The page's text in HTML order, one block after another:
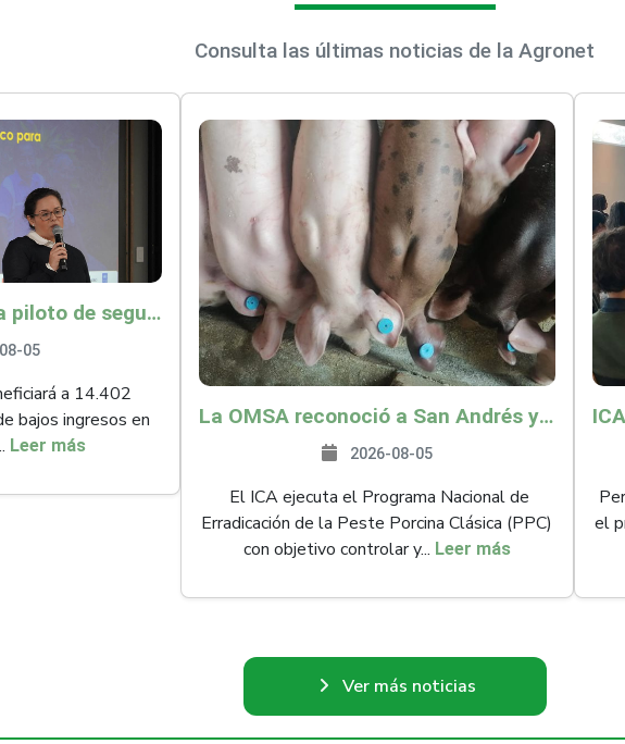
Consulta las últimas noticias de la Agronet
Minagricultura lanza piloto de seguro agropecuario por $9.625 millones para proteger a más de 14.000 pequeños productores contra riesgos del Fenómeno de El Niño
05
a 14.402
bajos ingresos en
Leer más
La OMSA reconoció a San Andrés y Providencia como zona libre de Peste Porcina Clásica (PPC)
2026-08-05
El ICA ejecuta el Programa Nacional de
Erradicación de la Peste Porcina Clásica (PPC)
con objetivo controlar y... Leer más
el
Ver más noticias